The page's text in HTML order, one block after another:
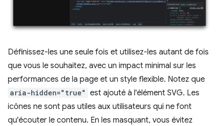
Définissez-les une seule fois et utilisez-les autant de fois
que vous le souhaitez, avec un impact minimal sur les
performances de la page et un style flexible. Notez que
aria-hidden="true" est ajouté à l'élément SVG. Les
icônes ne sont pas utiles aux utilisateurs qui ne font
qu'écouter le contenu. En les masquant, vous évitez